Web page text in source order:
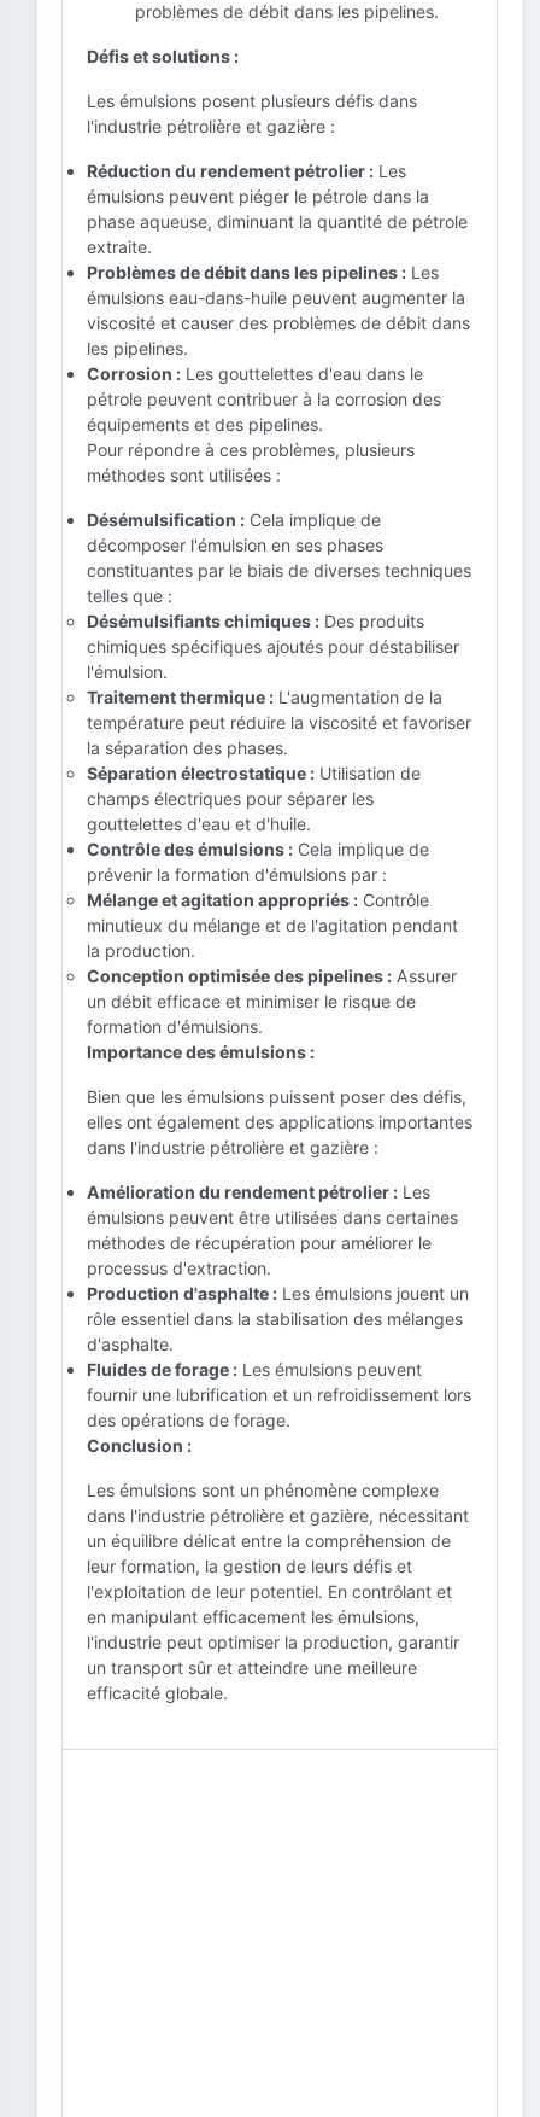
problèmes de débit dans les pipelines.
Défis et solutions :
Les émulsions posent plusieurs défis dans
l'industrie pétrolière et gazière :
Réduction du rendement pétrolier : Les
émulsions peuvent piéger le pétrole dans la
phase aqueuse, diminuant la quantité de pétrole
extraite.
Problèmes de débit dans les pipelines : Les
émulsions eau-dans-huile peuvent augmenter la
viscosité et causer des problèmes de débit dans
les pipelines.
Corrosion : Les gouttelettes d'eau dans le
pétrole peuvent contribuer à la corrosion des
équipements et des pipelines.
Pour répondre à ces problèmes, plusieurs
méthodes sont utilisées :
Désémulsification : Cela implique de
décomposer l'émulsion en ses phases
constituantes par le biais de diverses techniques
telles que :
Désémulsifiants chimiques : Des produits
chimiques spécifiques ajoutés pour déstabiliser
l'émulsion.
Traitement thermique : L'augmentation de la
température peut réduire la viscosité et favoriser
la séparation des phases.
Séparation électrostatique : Utilisation de
champs électriques pour séparer les
gouttelettes d'eau et d'huile.
Contrôle des émulsions : Cela implique de
prévenir la formation d'émulsions par :
Mélange et agitation appropriés : Contrôle
minutieux du mélange et de l'agitation pendant
la production.
Conception optimisée des pipelines : Assurer
un débit efficace et minimiser le risque de
formation d'émulsions.
Importance des émulsions :
Bien que les émulsions puissent poser des défis,
elles ont également des applications importantes
dans l'industrie pétrolière et gazière :
Amélioration du rendement pétrolier : Les
émulsions peuvent être utilisées dans certaines
méthodes de récupération pour améliorer le
processus d'extraction.
Production d'asphalte : Les émulsions jouent un
rôle essentiel dans la stabilisation des mélanges
d'asphalte.
Fluides de forage : Les émulsions peuvent
fournir une lubrification et un refroidissement lors
des opérations de forage.
Conclusion :
Les émulsions sont un phénomène complexe
dans l'industrie pétrolière et gazière, nécessitant
un équilibre délicat entre la compréhension de
leur formation, la gestion de leurs défis et
l'exploitation de leur potentiel. En contrôlant et
en manipulant efficacement les émulsions,
l'industrie peut optimiser la production, garantir
un transport sûr et atteindre une meilleure
efficacité globale.